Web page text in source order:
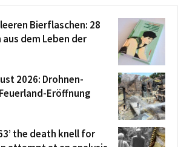
Bierflaschen: 28
dem Leben der
2026: Drohnen-
Eröffnung
the death knell for